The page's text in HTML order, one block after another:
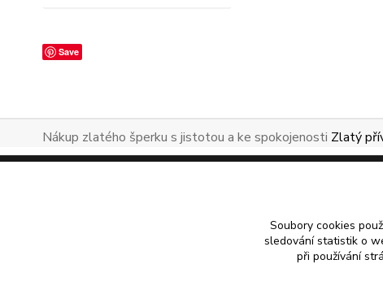
Save
Nákup zlatého šperku s jistotou a ke spokojenosti Zlatý
Soubory cookies
sledování statistik o
při používání